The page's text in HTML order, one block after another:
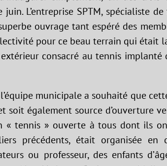
L’entreprise SPTM, spécialiste
ouvrage tant espéré des
pour ce beau terrain qui était
consacré au tennis implanté
municipale a souhaité que
soit également source d’ouverture
« tennis » ouverte à tous dont ils
précédents, était organisée en
ou professeur, des enfants